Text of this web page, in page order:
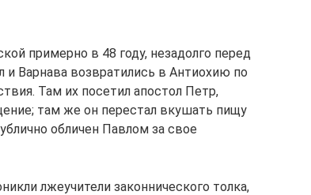
примерно в 48 году, незадолго перед
Варнава возвратились в Антиохию по
Там их посетил апостол Петр,
там же он перестал вкушать пищу
обличен Павлом за свое
лжеучители законнического толка,